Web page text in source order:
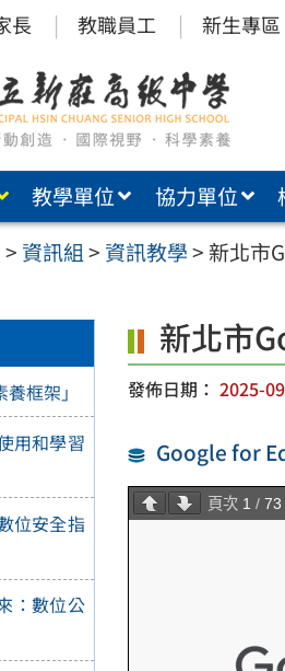
長 教職員工 新生專區
教學單位 協力單位
> 資訊組> 資訊教學> 新北市
框架」
用和學習
位安全指
：數位公
新北市
發佈日期： 2025-
Google for
頁次 1 /73